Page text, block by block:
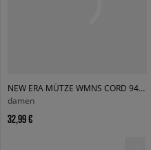
NEW ERA MÜTZE WMNS CORD 940 NYY NEW YORK YANKEES
damen
32,99 €